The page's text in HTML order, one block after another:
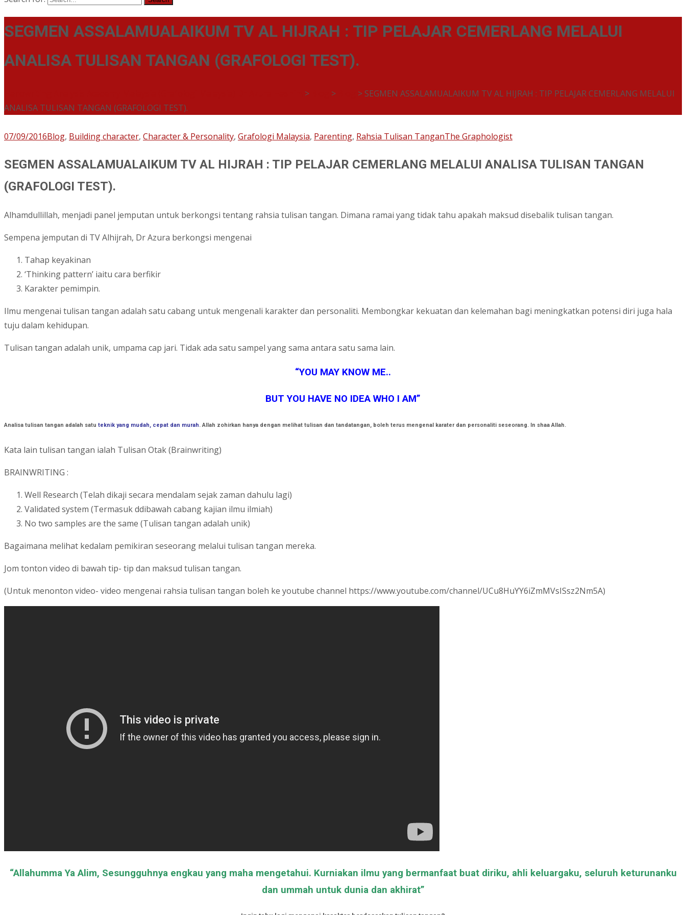
SEGMEN ASSALAMUALAIKUM TV AL HIJRAH : TIP PELAJAR CEMERLANG MELALUI
ANALISA TULISAN TANGAN (GRAFOLOGI TEST).
> > > SEGMEN ASSALAMUALAIKUM TV AL HIJRAH : TIP PELAJAR CEMERLANG MELALUI
ANALISA TULISAN TANGAN (GRAFOLOGI TEST).
07/09/2016Blog, Building character, Character & Personality, Grafologi Malaysia, Parenting, Rahsia Tulisan TanganThe Graphologist
SEGMEN ASSALAMUALAIKUM TV AL HIJRAH : TIP PELAJAR CEMERLANG MELALUI ANALISA TULISAN TANGAN
(GRAFOLOGI TEST).
Alhamdullillah, menjadi panel jemputan untuk berkongsi tentang rahsia tulisan tangan. Dimana ramai yang tidak tahu apakah maksud disebalik tulisan tangan.
Sempena jemputan di TV Alhijrah, Dr Azura berkongsi mengenai
Tahap keyakinan
‘Thinking pattern’ iaitu cara berfikir
Karakter pemimpin.
Ilmu mengenai tulisan tangan adalah satu cabang untuk mengenali karakter dan personaliti. Membongkar kekuatan dan kelemahan bagi meningkatkan potensi diri juga hala
tuju dalam kehidupan.
Tulisan tangan adalah unik, umpama cap jari. Tidak ada satu sampel yang sama antara satu sama lain.
“YOU MAY KNOW ME..
BUT YOU HAVE NO IDEA WHO I AM”
Analisa tulisan tangan adalah satu teknik yang mudah, cepat dan murah. Allah zohirkan hanya dengan melihat tulisan dan tandatangan, boleh terus mengenal karater dan personaliti seseorang. In shaa Allah.
Kata lain tulisan tangan ialah Tulisan Otak (Brainwriting)
BRAINWRITING :
Well Research (Telah dikaji secara mendalam sejak zaman dahulu lagi)
Validated system (Termasuk ddibawah cabang kajian ilmu ilmiah)
No two samples are the same (Tulisan tangan adalah unik)
Bagaimana melihat kedalam pemikiran seseorang melalui tulisan tangan mereka.
Jom tonton video di bawah tip- tip dan maksud tulisan tangan.
(Untuk menonton video- video mengenai rahsia tulisan tangan boleh ke youtube channel https://www.youtube.com/channel/UCu8HuYY6iZmMVsISsz2Nm5A)
“Allahumma Ya Alim, Sesungguhnya engkau yang maha mengetahui. Kurniakan ilmu yang bermanfaat buat diriku, ahli keluargaku, seluruh keturunanku
dan ummah untuk dunia dan akhirat”